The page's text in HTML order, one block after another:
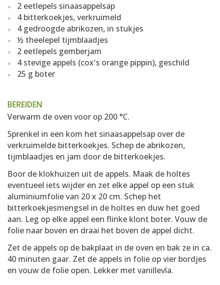
2 eetlepels sinaasappelsap
4 bitterkoekjes, verkruimeld
4 gedroogde abrikozen, in stukjes
½ theelepel tijmblaadjes
2 eetlepels gemberjam
4 stevige appels (cox's orange pippin), geschild
25 g boter
BEREIDEN
Verwarm de oven voor op 200 °C.
Sprenkel in een kom het sinaasappelsap over de
verkruimelde bitterkoekjes. Schep de abrikozen,
tijmblaadjes en jam door de bitterkoekjes.
Boor de klokhuizen uit de appels. Maak de holtes
eventueel iets wijder en zet elke appel op een stuk
aluminiumfolie van 20 x 20 cm. Schep het
bitterkoekjesmengsel in de holtes en duw het goed
aan. Leg op elke appel een flinke klont boter. Vouw de
folie naar boven en draai het boven de appel dicht.
Zet de appels op de bakplaat in de oven en bak ze in ca.
40 minuten gaar. Zet de appels in folie op vier bordjes
en vouw de folie open. Lekker met vanillevla.